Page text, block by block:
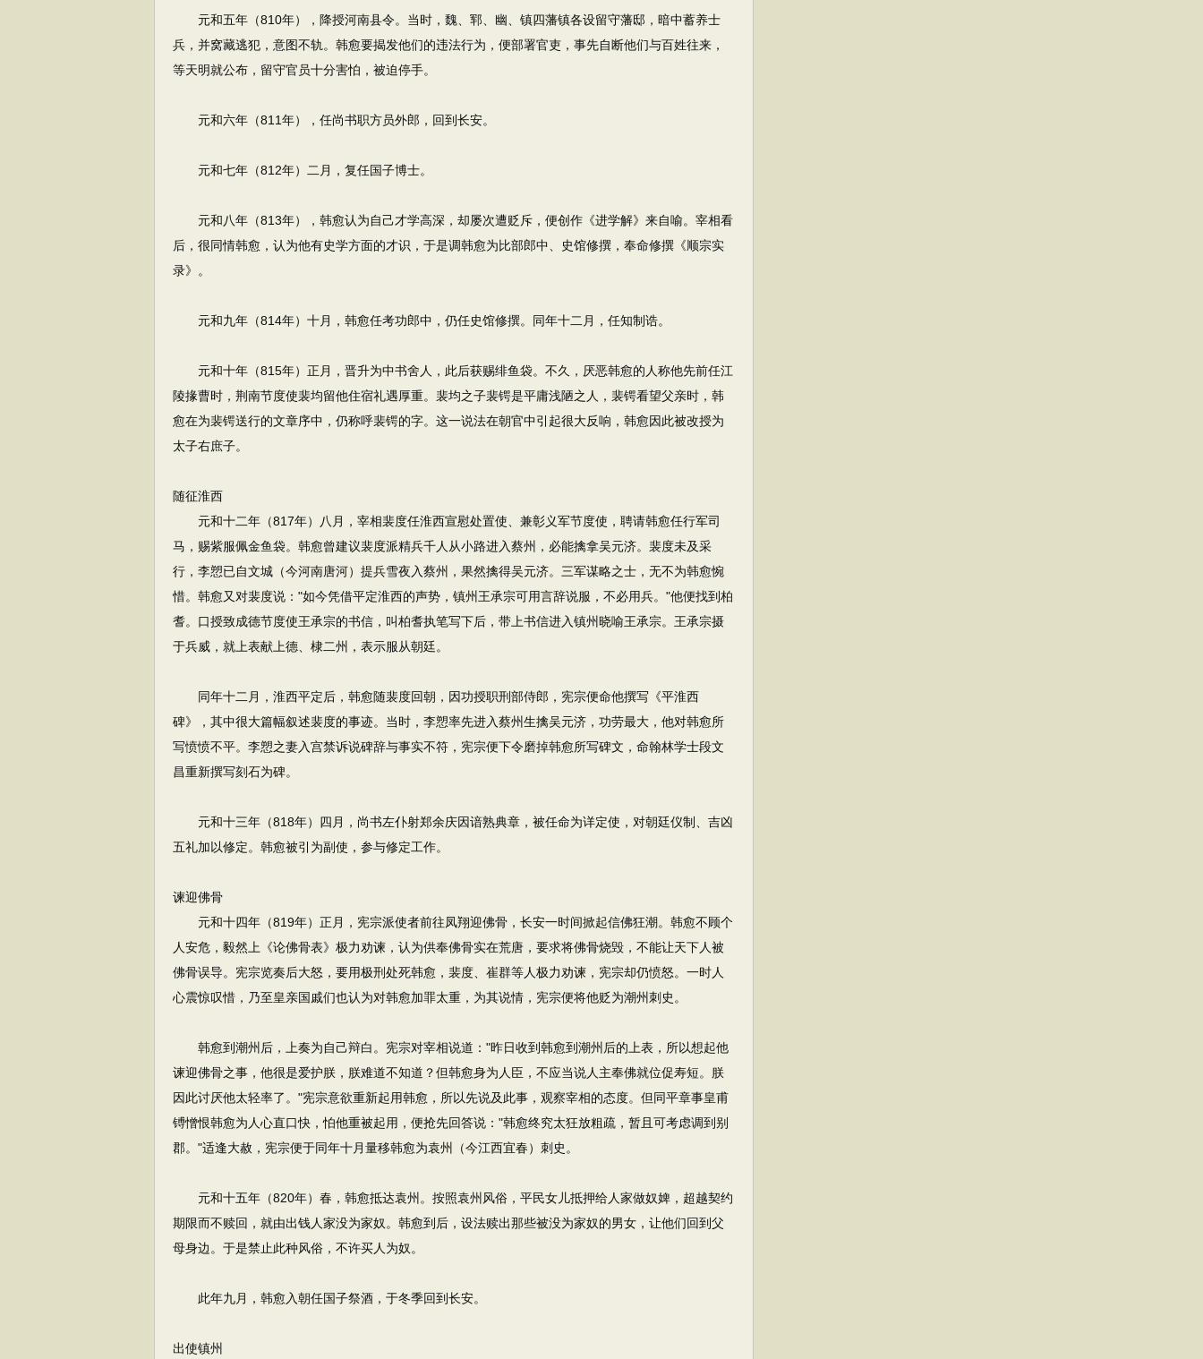
元和五年（810年），降授河南县令。当时，魏、郓、幽、镇四藩镇各设留守藩邸，暗中蓄养士
兵，并窝藏逃犯，意图不轨。韩愈要揭发他们的违法行为，便部署官吏，事先自断他们与百姓往来，
等天明就公布，留守官员十分害怕，被迫停手。
元和六年（811年），任尚书职方员外郎，回到长安。
元和七年（812年）二月，复任国子博士。
元和八年（813年），韩愈认为自己才学高深，却屡次遭贬斥，便创作《进学解》来自喻。宰相看
后，很同情韩愈，认为他有史学方面的才识，于是调韩愈为比部郎中、史馆修撰，奉命修撰《顺宗实
录》。
元和九年（814年）十月，韩愈任考功郎中，仍任史馆修撰。同年十二月，任知制诰。
元和十年（815年）正月，晋升为中书舍人，此后获赐绯鱼袋。不久，厌恶韩愈的人称他先前任江
陵掾曹时，荆南节度使裴均留他住宿礼遇厚重。裴均之子裴锷是平庸浅陋之人，裴锷看望父亲时，韩
愈在为裴锷送行的文章序中，仍称呼裴锷的字。这一说法在朝官中引起很大反响，韩愈因此被改授为
太子右庶子。
随征淮西
元和十二年（817年）八月，宰相裴度任淮西宣慰处置使、兼彰义军节度使，聘请韩愈任行军司
马，赐紫服佩金鱼袋。韩愈曾建议裴度派精兵千人从小路进入蔡州，必能擒拿吴元济。裴度未及采
行，李愬已自文城（今河南唐河）提兵雪夜入蔡州，果然擒得吴元济。三军谋略之士，无不为韩愈惋
惜。韩愈又对裴度说："如今凭借平定淮西的声势，镇州王承宗可用言辞说服，不必用兵。"他便找到柏
耆。口授致成德节度使王承宗的书信，叫柏耆执笔写下后，带上书信进入镇州晓喻王承宗。王承宗摄
于兵威，就上表献上德、棣二州，表示服从朝廷。
同年十二月，淮西平定后，韩愈随裴度回朝，因功授职刑部侍郎，宪宗便命他撰写《平淮西
碑》，其中很大篇幅叙述裴度的事迹。当时，李愬率先进入蔡州生擒吴元济，功劳最大，他对韩愈所
写愤愤不平。李愬之妻入宫禁诉说碑辞与事实不符，宪宗便下令磨掉韩愈所写碑文，命翰林学士段文
昌重新撰写刻石为碑。
元和十三年（818年）四月，尚书左仆射郑余庆因谙熟典章，被任命为详定使，对朝廷仪制、吉凶
五礼加以修定。韩愈被引为副使，参与修定工作。
谏迎佛骨
元和十四年（819年）正月，宪宗派使者前往凤翔迎佛骨，长安一时间掀起信佛狂潮。韩愈不顾个
人安危，毅然上《论佛骨表》极力劝谏，认为供奉佛骨实在荒唐，要求将佛骨烧毁，不能让天下人被
佛骨误导。宪宗览奏后大怒，要用极刑处死韩愈，裴度、崔群等人极力劝谏，宪宗却仍愤怒。一时人
心震惊叹惜，乃至皇亲国戚们也认为对韩愈加罪太重，为其说情，宪宗便将他贬为潮州刺史。
韩愈到潮州后，上奏为自己辩白。宪宗对宰相说道："昨日收到韩愈到潮州后的上表，所以想起他
谏迎佛骨之事，他很是爱护朕，朕难道不知道？但韩愈身为人臣，不应当说人主奉佛就位促寿短。朕
因此讨厌他太轻率了。"宪宗意欲重新起用韩愈，所以先说及此事，观察宰相的态度。但同平章事皇甫
镈憎恨韩愈为人心直口快，怕他重被起用，便抢先回答说："韩愈终究太狂放粗疏，暂且可考虑调到别
郡。"适逢大赦，宪宗便于同年十月量移韩愈为袁州（今江西宜春）刺史。
元和十五年（820年）春，韩愈抵达袁州。按照袁州风俗，平民女儿抵押给人家做奴婢，超越契约
期限而不赎回，就由出钱人家没为家奴。韩愈到后，设法赎出那些被没为家奴的男女，让他们回到父
母身边。于是禁止此种风俗，不许买人为奴。
此年九月，韩愈入朝任国子祭酒，于冬季回到长安。
出使镇州